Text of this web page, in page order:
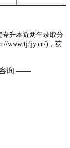
升本近两年录取分
www.tjdjy.cn/)，获
咨询 ——